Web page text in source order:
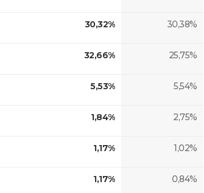
30,32% 30,38%
32,66% 25,75%
5,53% 5,54%
1,84% 2,75%
1,17% 1,02%
1,17% 0,84%